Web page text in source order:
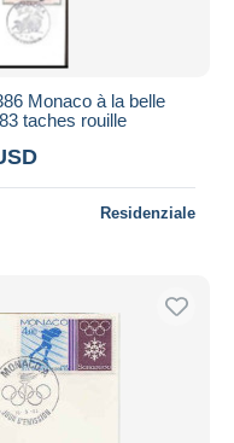
Monaco à la belle
taches rouille
Residenziale